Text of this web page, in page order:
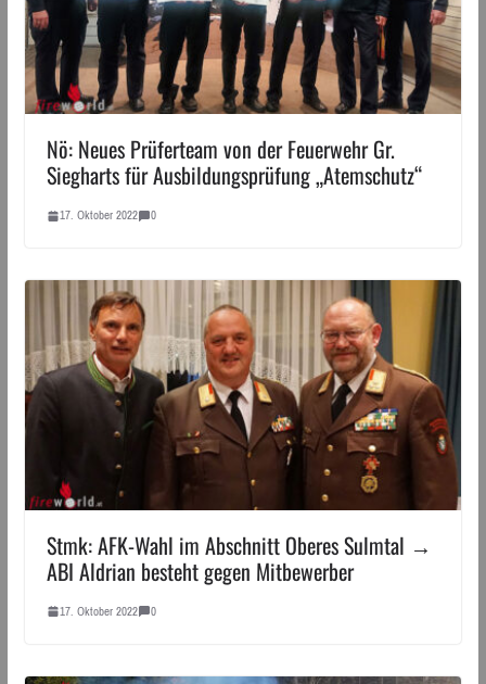
Nö: Neues Prüferteam von der Feuerwehr Gr.
Siegharts für Ausbildungsprüfung „Atemschutz“
17. Oktober 2022 0
Stmk: AFK-Wahl im Abschnitt Oberes Sulmtal →
ABI Aldrian besteht gegen Mitbewerber
17. Oktober 2022 0